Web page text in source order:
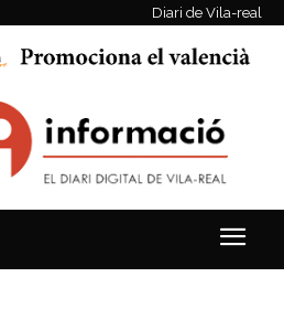
Diari de Vila-real